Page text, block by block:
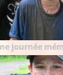
journée